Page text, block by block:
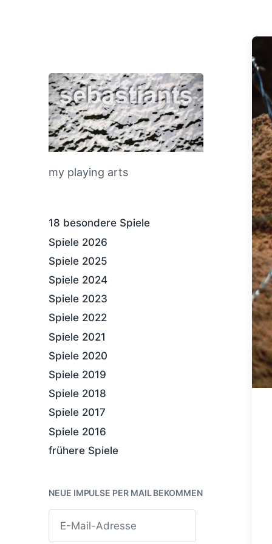
my playing arts
18 besondere Spiele
Spiele 2026
Spiele 2025
Spiele 2024
Spiele 2023
Spiele 2022
Spiele 2021
Spiele 2020
Spiele 2019
Spiele 2018
Spiele 2017
Spiele 2016
frühere Spiele
NEUE IMPULSE PER MAIL BEKOMMEN